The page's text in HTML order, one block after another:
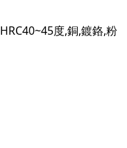
HRC40~45度,銅,鍍鉻,粉